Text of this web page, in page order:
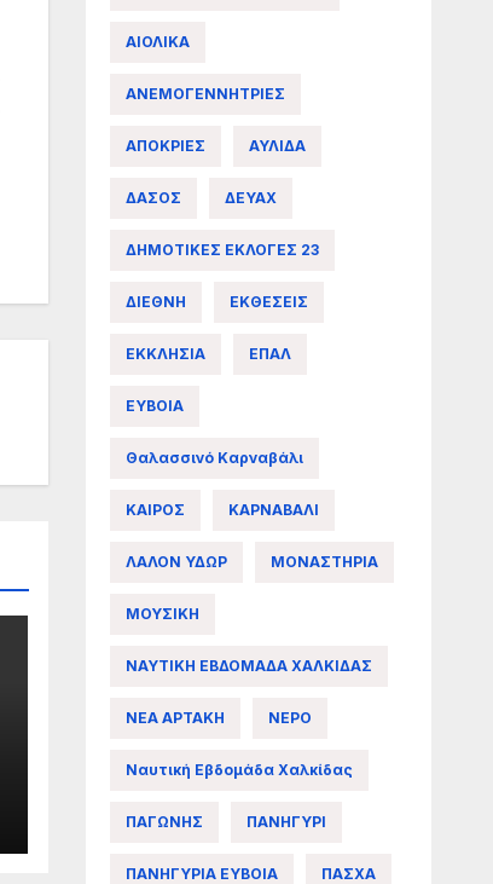
ΑΙΟΛΙΚΑ
ΑΝΕΜΟΓΕΝΝΗΤΡΙΕΣ
ΑΠΟΚΡΙΕΣ ΑΥΛΙΔΑ
ΔΑΣΟΣ ΔΕΥΑΧ
ΔΗΜΟΤΙΚΕΣ ΕΚΛΟΓΕΣ 23
ΔΙΕΘΝΗ ΕΚΘΕΣΕΙΣ
ΕΚΚΛΗΣΙΑ ΕΠΑΛ
ΕΥΒΟΙΑ
Θαλασσινό Καρναβάλι
ΚΑΙΡΟΣ ΚΑΡΝΑΒΑΛΙ
ΛΑΛΟΝ ΥΔΩΡ ΜΟΝΑΣΤΗΡΙΑ
ΜΟΥΣΙΚΗ
ΝΑΥΤΙΚΗ ΕΒΔΟΜΑΔΑ ΧΑΛΚΙΔΑΣ
ΝΕΑ ΑΡΤΑΚΗ ΝΕΡΟ
Ναυτική Εβδομάδα Χαλκίδας
ΠΑΓΩΝΗΣ ΠΑΝΗΓΥΡΙ
ΠΑΝΗΓΥΡΙΑ ΕΥΒΟΙΑ ΠΑΣΧΑ